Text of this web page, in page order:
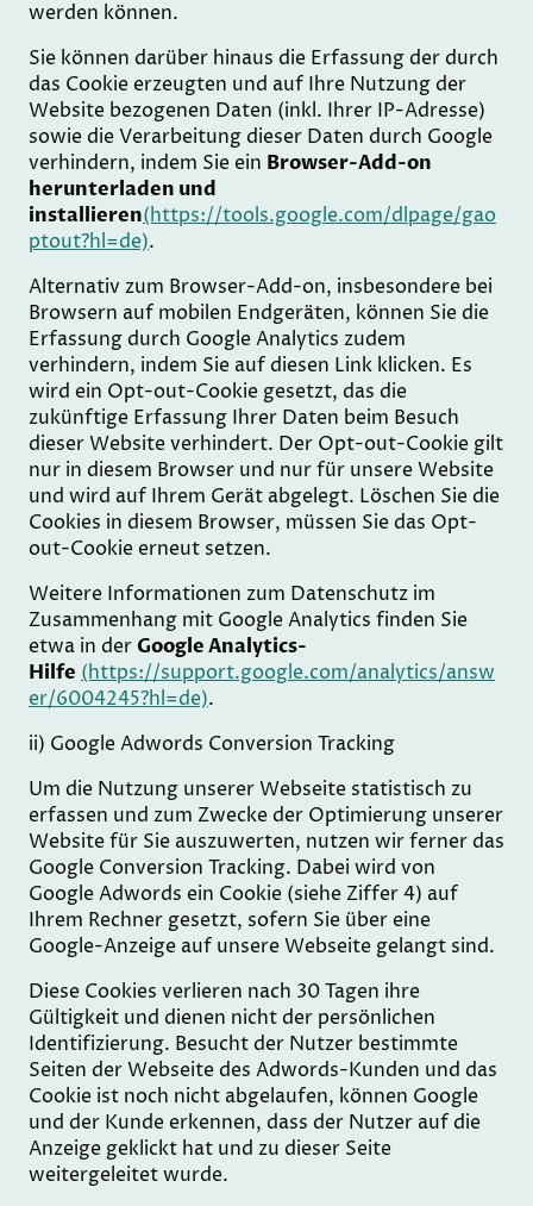
werden können.
Sie können darüber hinaus die Erfassung der durch
das Cookie erzeugten und auf Ihre Nutzung der
Website bezogenen Daten (inkl. Ihrer IP-Adresse)
sowie die Verarbeitung dieser Daten durch Google
verhindern, indem Sie ein Browser-Add-on
herunterladen und
installieren(https://tools.google.com/dlpage/gao
ptout?hl=de).
Alternativ zum Browser-Add-on, insbesondere bei
Browsern auf mobilen Endgeräten, können Sie die
Erfassung durch Google Analytics zudem
verhindern, indem Sie auf diesen Link klicken. Es
wird ein Opt-out-Cookie gesetzt, das die
zukünftige Erfassung Ihrer Daten beim Besuch
dieser Website verhindert. Der Opt-out-Cookie gilt
nur in diesem Browser und nur für unsere Website
und wird auf Ihrem Gerät abgelegt. Löschen Sie die
Cookies in diesem Browser, müssen Sie das Opt-
out-Cookie erneut setzen.
Weitere Informationen zum Datenschutz im
Zusammenhang mit Google Analytics finden Sie
etwa in derGoogle Analytics-
Hilfe (https://support.google.com/analytics/answ
er/6004245?hl=de).
ii) Google Adwords Conversion Tracking
Um die Nutzung unserer Webseite statistisch zu
erfassen und zum Zwecke der Optimierung unserer
Website für Sie auszuwerten, nutzen wir ferner das
Google Conversion Tracking. Dabei wird von
Google Adwords ein Cookie (siehe Ziffer 4) auf
Ihrem Rechner gesetzt, sofern Sie über eine
Google-Anzeige auf unsere Webseite gelangt sind.
Diese Cookies verlieren nach 30 Tagen ihre
Gültigkeit und dienen nicht der persönlichen
Identifizierung. Besucht der Nutzer bestimmte
Seiten der Webseite des Adwords-Kunden und das
Cookie ist noch nicht abgelaufen, können Google
und der Kunde erkennen, dass der Nutzer auf die
Anzeige geklickt hat und zu dieser Seite
weitergeleitet wurde.